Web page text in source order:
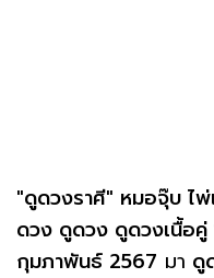
"ดูดวงราศี" หมอจุ๊บ ไ
ดวง ดูดวง ดูดวงเนื้อคู่
กุมภาพันธ์ 2567 มา ดู